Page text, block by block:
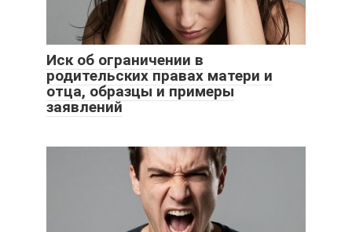
Иск об ограничении в
родительских правах матери и
отца, образцы и примеры
заявлений